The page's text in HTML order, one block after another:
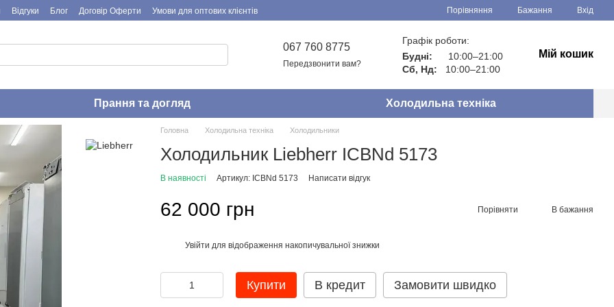
Відгуки Блог Договір Оферти Умови для оптових клієнтів Порівняння Бажання Вхід
067 760 8775
Передзвонити вам?
Графік роботи:
Будні:
10:00–21:00
Сб, Нд:
10:00–21:00
Мій кошик
Прання та догляд Холодильна техніка
Головна Холодильна техніка Холодильники
Холодильник Liebherr ICBNd 5173
В наявності Артикул: ICBNd 5173 Написати відгук
62 000 грн Порівняти В бажання
Увійти для відображення накопичувальної знижки
Купити В кредит Замовити швидко